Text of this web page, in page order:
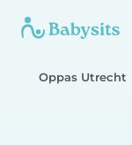
Oppas Utrecht